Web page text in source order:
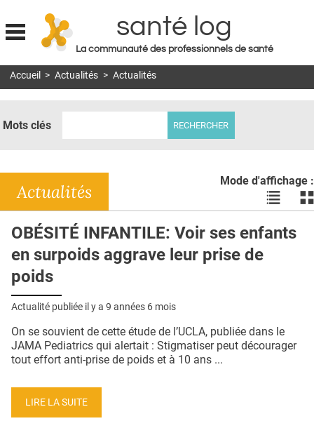
Jump to navigation
santé log
La communauté des professionnels de santé
MON COMPTE
DOSSIERS
RÉSEAUX
E-REVUE SAD
THÉMA
L'APP
PUBLICITÉ
CONTACT
Accueil > Actualités > Actualités
Mots clés
Mode d'affichage :
Voir
les
en
les
Actualités
OBÉSITÉ INFANTILE: Voir ses enfants
en surpoids aggrave leur prise de
poids
Actualité publiée il y a 9 années 6 mois
On se souvient de cette étude de l’UCLA, publiée dans le
JAMA Pediatrics qui alertait : Stigmatiser peut décourager
tout effort anti-prise de poids et à 10 ans ...
LIRE LA SUITE